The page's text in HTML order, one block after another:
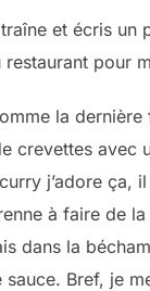
et écris un
restaurant pour
la dernière
crevettes avec
j’adore ça,
à faire de
dans la
Bref, je